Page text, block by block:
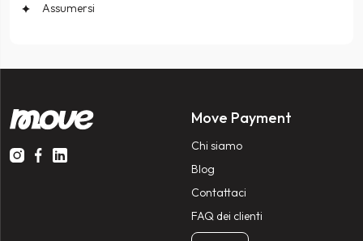
Assumersi
Move Payment
Chi siamo
Blog
Contattaci
FAQ dei clienti